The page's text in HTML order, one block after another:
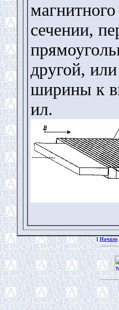
сечении,
другой,
ширины к
ил.
[Начало